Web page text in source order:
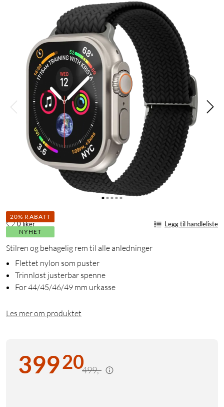
20% RABATT
NYHET
0 liker Legg til handleliste
Stilren og behagelig rem til alle anledninger
Flettet nylon som puster
Trinnløst justerbar spenne
For 44/45/46/49 mm urkasse
Les mer om produktet
39920499,-